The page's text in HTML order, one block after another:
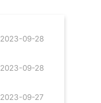
2023-09-28
2023-09-28
2023-09-27